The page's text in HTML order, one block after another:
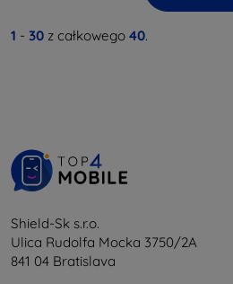
1 - 30 z całkowego 40.
Shield-Sk s.r.o.
Ulica Rudolfa Mocka 3750/2A
841 04 Bratislava